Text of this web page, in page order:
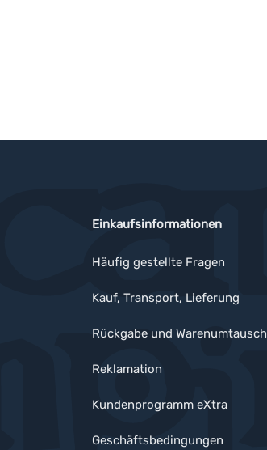
Einkaufsinformationen
Häufig gestellte Fragen
Kauf, Transport, Lieferung
Rückgabe und Warenumtausch
Reklamation
Kundenprogramm eXtra
Geschäftsbedingungen